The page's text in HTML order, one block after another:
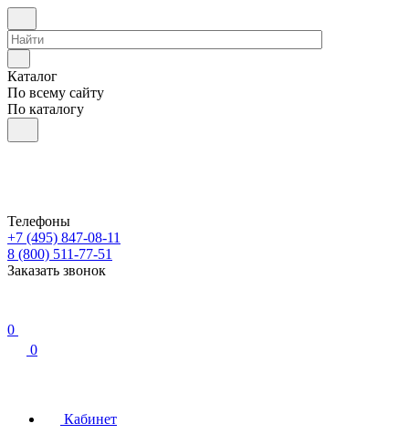
Каталог
По всему сайту
По каталогу
Телефоны
+7 (495) 847-08-11
8 (800) 511-77-51
Заказать звонок
0
0
Кабинет